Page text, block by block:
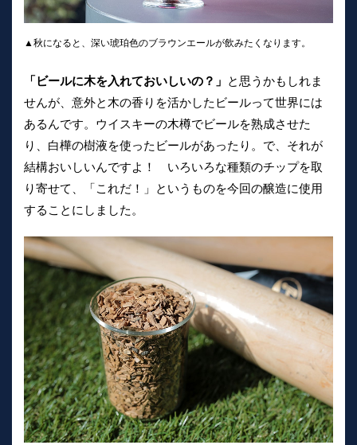
▲秋になると、深い琥珀色のブラウンエールが飲みたくなります。
「ビールに木を入れておいしいの？」 と思うかもしれま
せんが、意外と木の香りを活かしたビールって世界には
あるんです。ウイスキーの木樽でビールを熟成させた
り、白樺の樹液を使ったビールがあったり。で、それが
結構おいしいんですよ！ いろいろな種類のチップを取
り寄せて、「これだ！」というものを今回の醸造に使用
することにしました。